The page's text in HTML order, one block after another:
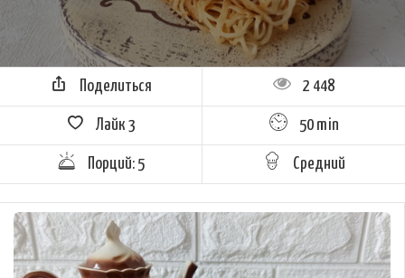
Поделиться 2 448
Лайк 3 50 min
Порций: 5 Средний